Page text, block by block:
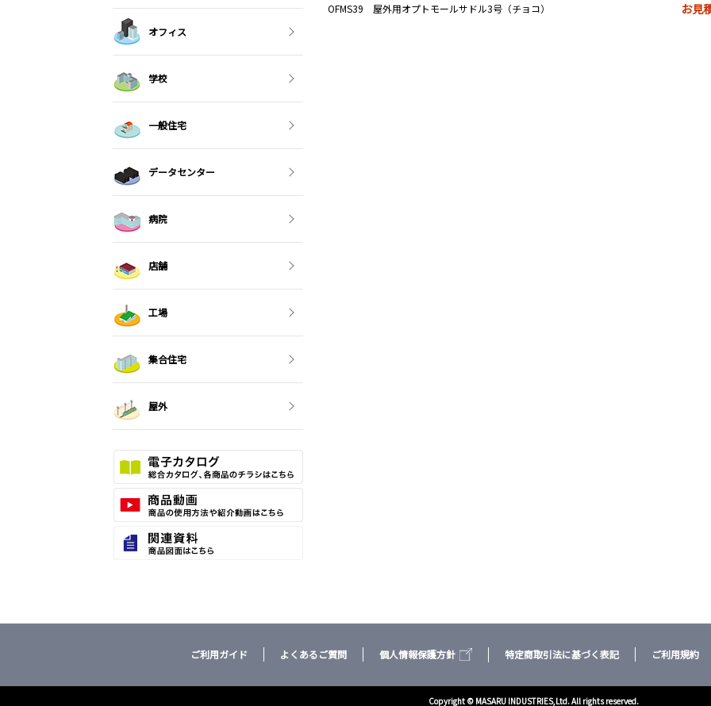
OFMS39 屋外用オプトモールサドル3号（チョコ） お見
オフィス
学校
一般住宅
データセンター
病院
店舗
工場
集合住宅
屋外
ご利用ガイド よくあるご質問 個人情報保護方針 特定商取引法に基づく表記 ご利用規約
Copyright © MASARU INDUSTRIES,Ltd. All rights reserved.